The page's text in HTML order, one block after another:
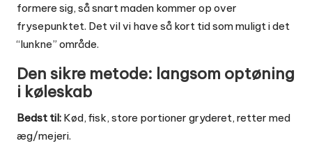
formere sig, så snart maden kommer op over
frysepunktet. Det vil vi have så kort tid som muligt i det
“lunkne” område.
Den sikre metode: langsom optøning
i køleskab
Bedst til: Kød, fisk, store portioner gryderet, retter med
æg/mejeri.